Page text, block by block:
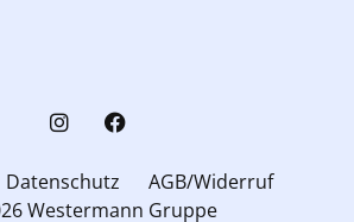
Datenschutz
AGB/Widerruf
Westermann Gruppe